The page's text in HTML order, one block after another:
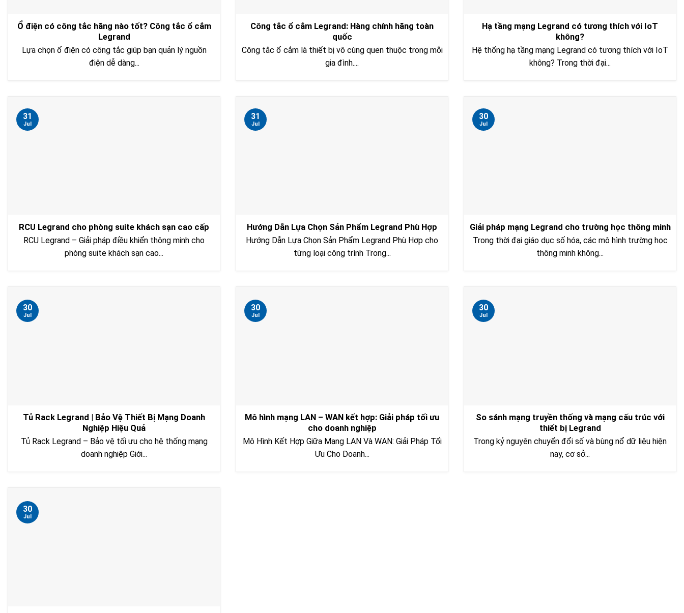
Ổ điện có công tắc hãng nào tốt? Công tắc ổ cắm
Legrand
Lựa chọn ổ điện có công tắc giúp bạn quản lý nguồn
điện dễ dàng...
Công tắc ổ cắm Legrand: Hàng chính hãng toàn
quốc
Công tắc ổ cắm là thiết bị vô cùng quen thuộc trong mỗi
gia đình....
Hạ tầng mạng Legrand có tương thích với IoT
không?
Hệ thống hạ tầng mạng Legrand có tương thích với IoT
không? Trong thời đại...
RCU Legrand cho phòng suite khách sạn cao cấp
RCU Legrand – Giải pháp điều khiển thông minh cho
phòng suite khách sạn cao...
31
Jul
Hướng Dẫn Lựa Chọn Sản Phẩm Legrand Phù Hợp
Hướng Dẫn Lựa Chọn Sản Phẩm Legrand Phù Hợp cho
từng loại công trình Trong...
31
Jul
Giải pháp mạng Legrand cho trường học thông minh
Trong thời đại giáo dục số hóa, các mô hình trường học
thông minh không...
30
Jul
Tủ Rack Legrand | Bảo Vệ Thiết Bị Mạng Doanh
Nghiệp Hiệu Quả
Tủ Rack Legrand – Bảo vệ tối ưu cho hệ thống mạng
doanh nghiệp Giới...
30
Jul
Mô hình mạng LAN – WAN kết hợp: Giải pháp tối ưu
cho doanh nghiệp
Mô Hình Kết Hợp Giữa Mạng LAN Và WAN: Giải Pháp Tối
Ưu Cho Doanh...
30
Jul
So sánh mạng truyền thống và mạng cấu trúc với
thiết bị Legrand
Trong kỷ nguyên chuyển đổi số và bùng nổ dữ liệu hiện
nay, cơ sở...
30
Jul
30
Jul